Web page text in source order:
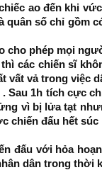
ao đến khi
số chỉ gồm
cho phép mọi
các chiến sĩ
vất vả trong việc
1h tích cực
vì bị lửa tạt
đấu hết súc
đấu với hỏa
dân trong thời